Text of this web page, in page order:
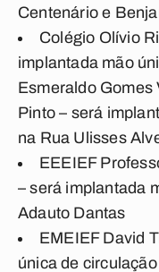
Centenário e
Colégio Olívio
implantada mão
Esmeraldo Gomes
Pinto – será
na Rua Ulisses
EEEIEF
– será implantada
Adauto Dantas
EMEIEF David
única de